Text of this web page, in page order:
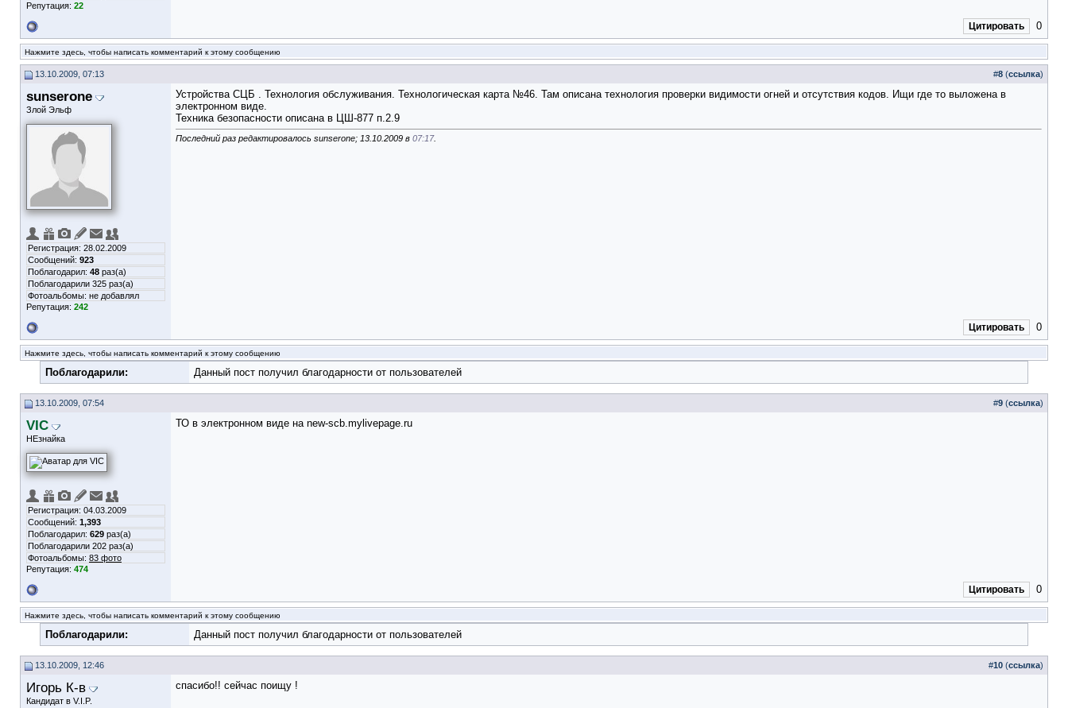
Репутация: 22
Цитировать 0
Нажмите здесь, чтобы написать комментарий к этому сообщению
13.10.2009, 07:13 #8 (ссылка)
sunserone
Злой Эльф
Регистрация: 28.02.2009
Сообщений: 923
Поблагодарил: 48 раз(а)
Поблагодарили 325 раз(а)
Фотоальбомы: не добавлял
Репутация: 242
Устройства СЦБ . Технология обслуживания. Технологическая карта №46. Там описана технология проверки видимости огней и отсутствия кодов. Ищи где то выложена в
электронном виде.
Техника безопасности описана в ЦШ-877 п.2.9
Последний раз редактировалось sunserone; 13.10.2009 в 07:17.
Цитировать 0
Нажмите здесь, чтобы написать комментарий к этому сообщению
Поблагодарили: Данный пост получил благодарности от пользователей
13.10.2009, 07:54 #9 (ссылка)
VIC
НЕзнайка
Регистрация: 04.03.2009
Сообщений: 1,393
Поблагодарил: 629 раз(а)
Поблагодарили 202 раз(а)
Фотоальбомы: 83 фото
Репутация: 474
ТО в электронном виде на new-scb.mylivepage.ru
Цитировать 0
Нажмите здесь, чтобы написать комментарий к этому сообщению
Поблагодарили: Данный пост получил благодарности от пользователей
13.10.2009, 12:46 #10 (ссылка)
Игорь К-в
Кандидат в V.I.P.
спасибо!! сейчас поищу !